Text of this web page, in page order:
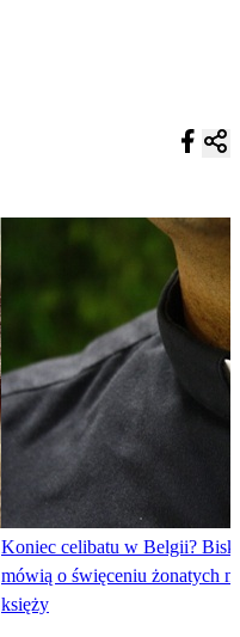
Koniec celibatu w Belgii?
mówią o święceniu żonatych
księży